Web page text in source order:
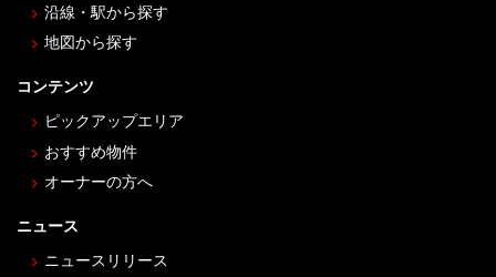
沿線・駅から探す
地図から探す
コンテンツ
ピックアップエリア
おすすめ物件
オーナーの方へ
ニュース
ニュースリリース